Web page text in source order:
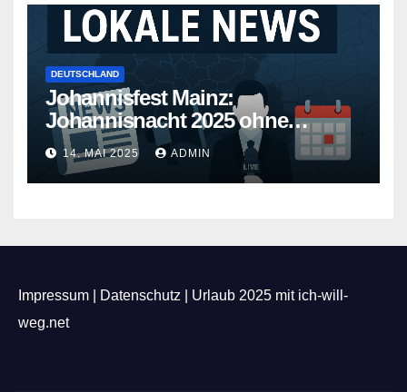
DEUTSCHLAND
Johannisfest Mainz:
Johannisnacht 2025 ohne
Feuerwerk
14. MAI 2025 ADMIN
Impressum Datenschutz
Urlaub 2025 mit ich-will-
weg.net